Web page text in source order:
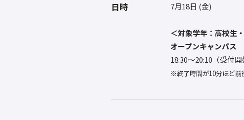
日時 7月18日 (金)
＜対象学年：高校生
オープンキャンパス
18:30〜20:10（受付開
※終了時間が10分ほど前